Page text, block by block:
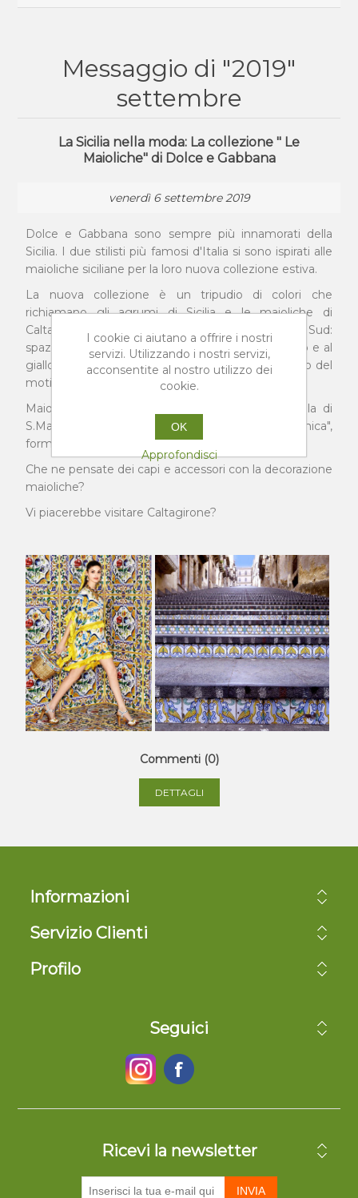
Messaggio di "2019"
settembre
La Sicilia nella moda: La collezione " Le
Maioliche" di Dolce e Gabbana
venerdì 6 settembre 2019
Dolce e Gabbana sono sempre più innamorati della
Sicilia. I due stilisti più famosi d'Italia si sono ispirati alle
maioliche siciliane per la loro nuova collezione estiva.
La nuova collezione è un tripudio di colori che
richiamano gli agrumi di Sicilia e le maioliche di
Caltagirone e che si avvicina molto ai colori del Sud:
spazio dunque al blu del mare, all'azzurro del cielo e al
giallo dei limoni che compaiono più volte all'interno del
motivo decorativo dei capi.
Maioliche molto apprezzate si trovano nella Scala di
S.Maria del Monte a Caltagirone, "Città della Ceramica",
formata da ben 142 gradini!
Che ne pensate dei capi e accessori con la decorazione
maioliche?
Vi piacerebbe visitare Caltagirone?
Commenti (0)
DETTAGLI
Informazioni
Servizio Clienti
Profilo
Seguici
Ricevi la newsletter
INVIA
I cookie ci aiutano a offrire i nostri
servizi. Utilizzando i nostri servizi,
acconsentite al nostro utilizzo dei
cookie.
OK
Approfondisci